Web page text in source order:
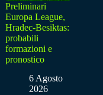
Preliminari
Europa League,
Hradec-Besiktas:
probabili
formazioni e
pronostico
6 Agosto
2026